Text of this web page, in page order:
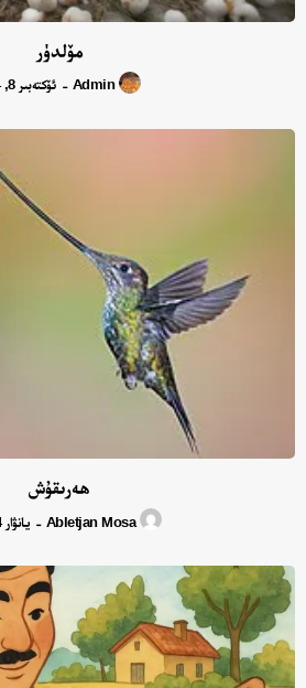
مۆلدۈر
Admin
- ئۆكتەبىر 8, 2024
ھەرىقۇش
Abletjan Mosa
- يانۋار 24, 2026